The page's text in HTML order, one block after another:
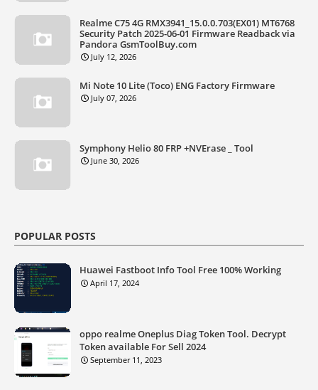
Realme C75 4G RMX3941_15.0.0.703(EX01) MT6768
Security Patch 2025-06-01 Firmware Readback via
Pandora GsmToolBuy.com
July 12, 2026
Mi Note 10 Lite (Toco) ENG Factory Firmware
July 07, 2026
Symphony Helio 80 FRP +NVErase _ Tool
June 30, 2026
POPULAR POSTS
Huawei Fastboot Info Tool Free 100% Working
April 17, 2024
oppo realme Oneplus Diag Token Tool. Decrypt
Token available For Sell 2024
September 11, 2023